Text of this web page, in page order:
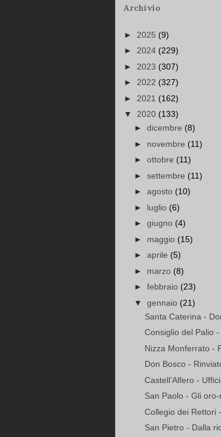
Archivio
► 2025 (9)
► 2024 (229)
► 2023 (307)
► 2022 (327)
► 2021 (162)
▼ 2020 (133)
► dicembre (8)
► novembre (11)
► ottobre (11)
► settembre (11)
► agosto (10)
► luglio (6)
► giugno (4)
► maggio (15)
► aprile (5)
► marzo (8)
► febbraio (23)
▼ gennaio (21)
Santa Caterina -
Consiglio del Palio
Nizza Monferrato -
Don Bosco -
Castell’Alfero -
San Paolo - Gli
Collegio dei Rettori
San Pietro - Dalla